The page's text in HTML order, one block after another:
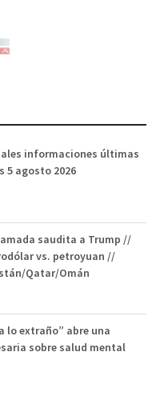
informaciones últimas
5 agosto 2026
saudita a Trump //
vs. petroyuan //
Qatar/Omán
lo extraño” abre una
sobre salud mental